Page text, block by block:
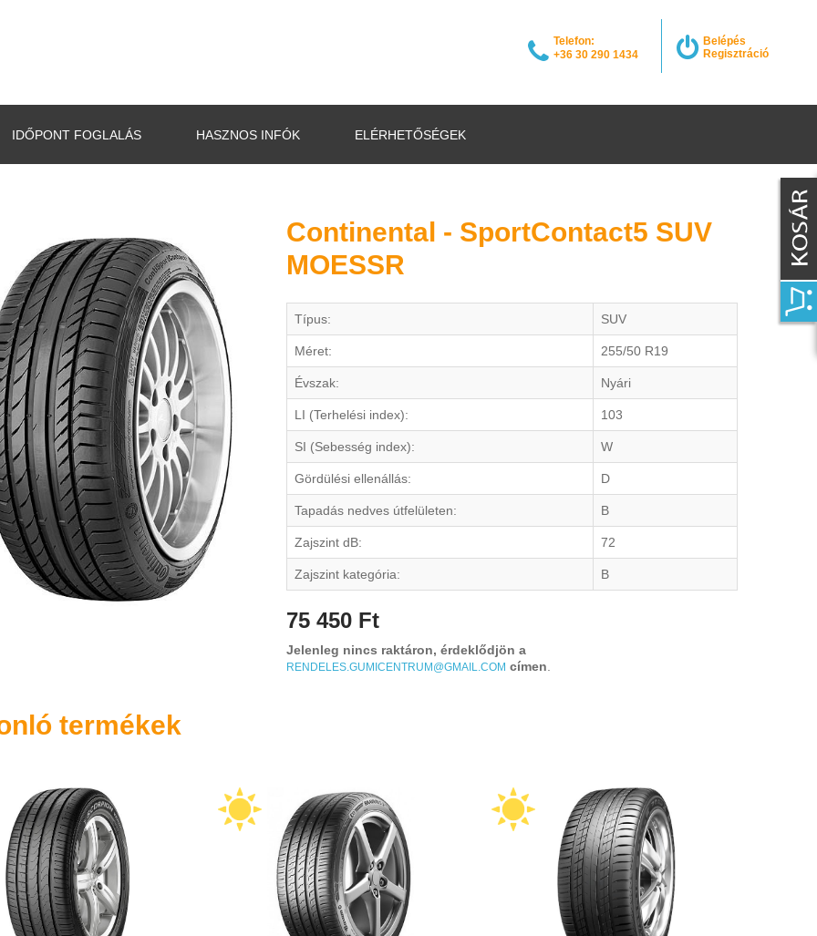
Belépés
Regisztráció
Telefon:
+36 30 290 1434
IDŐPONT FOGLALÁS HASZNOS INFÓK ELÉRHETŐSÉGEK
Continental - SportContact5 SUV
MOESSR
Típus: SUV
Méret: 255/50 R19
Évszak: Nyári
LI (Terhelési index): 103
SI (Sebesség index): W
Gördülési ellenállás: D
Tapadás nedves útfelületen: B
Zajszint dB: 72
Zajszint kategória: B
75 450 Ft
Jelenleg nincs raktáron, érdeklődjön a
RENDELES.GUMICENTRUM@GMAIL.COM címen
termékek